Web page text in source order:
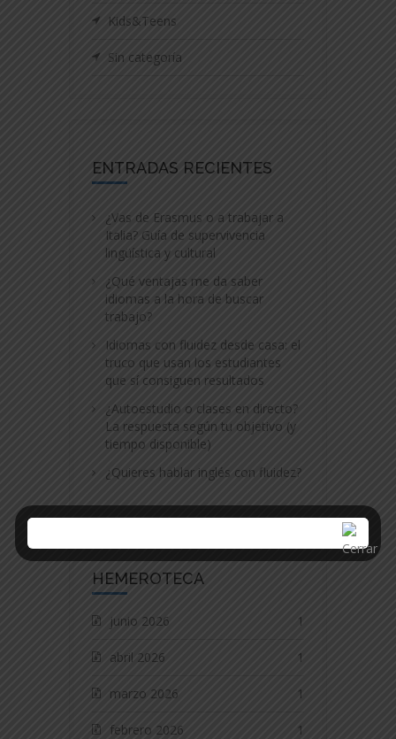
Kids&Teens
Sin categoría
ENTRADAS RECIENTES
¿Vas de Erasmus o a trabajar a
Italia? Guía de supervivencia
lingüística y cultural
¿Qué ventajas me da saber
idiomas a la hora de buscar
trabajo?
Idiomas con fluidez desde casa: el
truco que usan los estudiantes
que sí consiguen resultados
¿Autoestudio o clases en directo?
La respuesta según tu objetivo (y
tiempo disponible)
¿Quieres hablar inglés con fluidez?
HEMEROTECA
junio 2026 1
abril 2026 1
marzo 2026 1
febrero 2026 1